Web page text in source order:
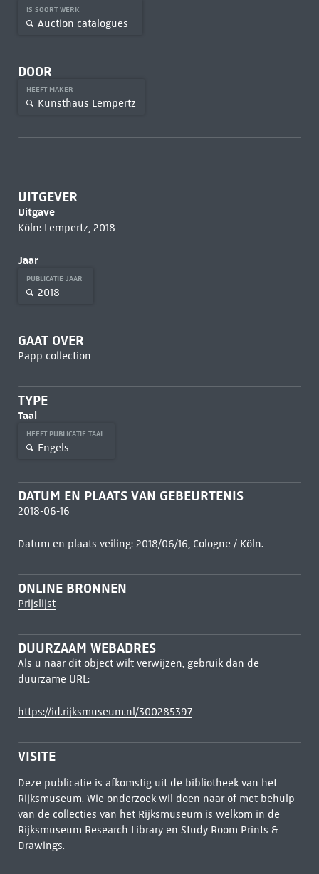
IS SOORT WERK
Auction catalogues
DOOR
HEEFT MAKER
Kunsthaus Lempertz
UITGEVER
Uitgave
Köln: Lempertz, 2018
Jaar
PUBLICATIE JAAR
2018
GAAT OVER
Papp collection
TYPE
Taal
HEEFT PUBLICATIE TAAL
Engels
DATUM EN PLAATS VAN GEBEURTENIS
2018-06-16
Datum en plaats veiling: 2018/06/16, Cologne / Köln.
ONLINE BRONNEN
Prijslijst
DUURZAAM WEBADRES
Als u naar dit object wilt verwijzen, gebruik dan de
duurzame URL:
https://id.rijksmuseum.nl/300285397
VISITE
Deze publicatie is afkomstig uit de bibliotheek van het
Rijksmuseum. Wie onderzoek wil doen naar of met behulp
van de collecties van het Rijksmuseum is welkom in de
Rijksmuseum Research Libraryen Study Room Prints &
Drawings.